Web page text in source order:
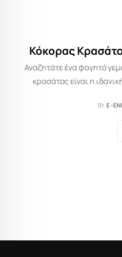
Κόκορας
Αναζητάτε ένα φαγητό
κρασάτος είναι η
BY E-